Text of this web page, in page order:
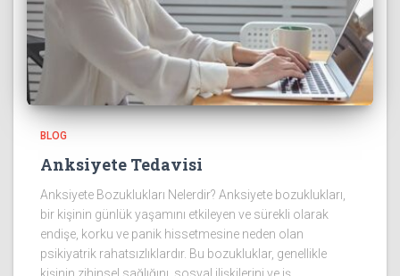
BLOG
Anksiyete Tedavisi
Anksiyete Bozuklukları Nelerdir? Anksiyete bozuklukları,
bir kişinin günlük yaşamını etkileyen ve sürekli olarak
endişe, korku ve panik hissetmesine neden olan
psikiyatrik rahatsızlıklardır. Bu bozukluklar, genellikle